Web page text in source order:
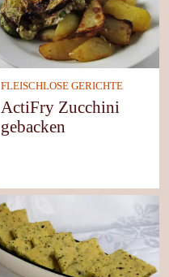
FLEISCHLOSE GERICHTE
ActiFry Zucchini
gebacken